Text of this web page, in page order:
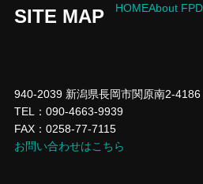
SITE MAP HOMEAbout
940-2039 新潟県長岡市関原南2-4186
TEL：090-4663-9939
FAX：0258-77-7115
お問い合わせはこちら